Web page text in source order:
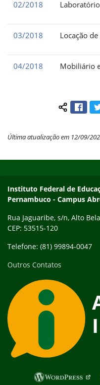
02/2018
03/2018 Locação
04/2018 Mobiliário
Última atualização em 12/09/
Instituto Federal de
Pernambuco - Campus
Rua Jaguaribe, s/n, Alto
CEP: 53515-120
Telefone: (81) 99894-0047
Outros Contatos